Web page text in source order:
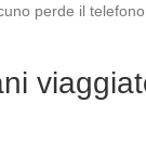
perde il